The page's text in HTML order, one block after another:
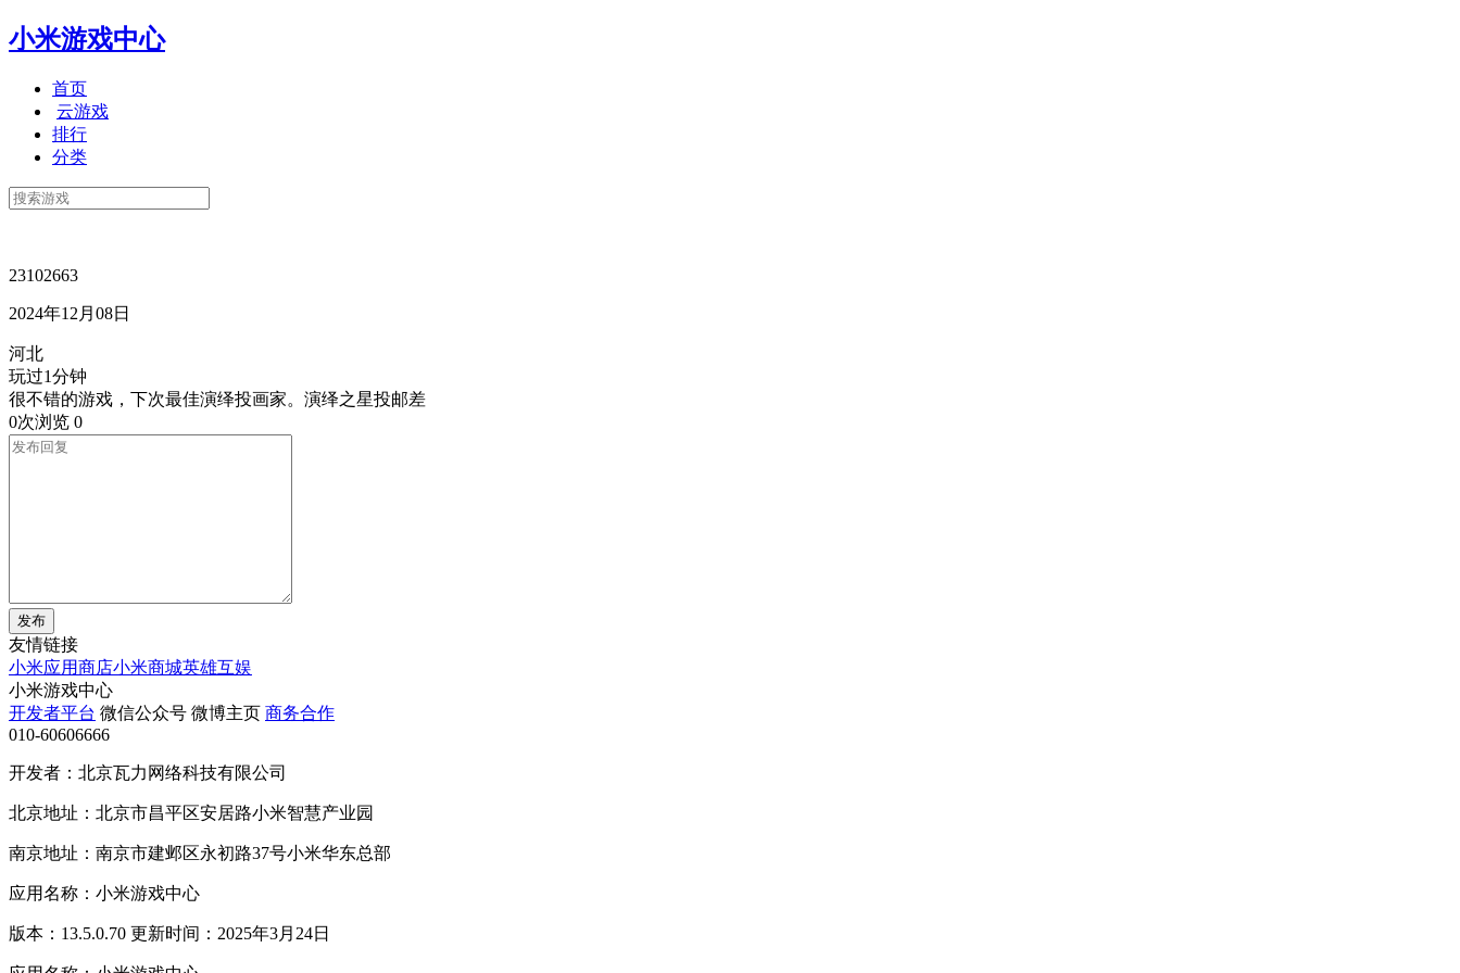
小米游戏中心
首页
云游戏
排行
分类
23102663
2024年12月08日
河北
玩过1分钟
很不错的游戏，下次最佳演绎投画家。演绎之星投邮差
0次浏览 0
发布
友情链接
小米应用商店小米商城英雄互娱
小米游戏中心
开发者平台 微信公众号 微博主页 商务合作
010-60606666
开发者：北京瓦力网络科技有限公司
北京地址：北京市昌平区安居路小米智慧产业园
南京地址：南京市建邺区永初路37号小米华东总部
应用名称：小米游戏中心
版本：13.5.0.70 更新时间：2025年3月24日